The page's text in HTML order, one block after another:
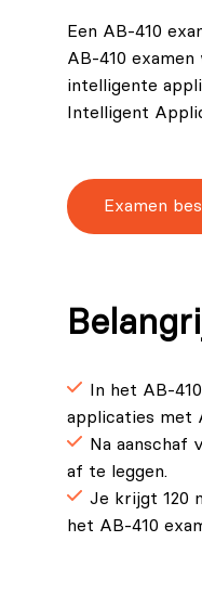
Een AB-410
AB-410
intelligente
Intelligent
Examen
In het
applicaties met
Na aanschaf
af te leggen.
Je krijgt 120
het AB-410